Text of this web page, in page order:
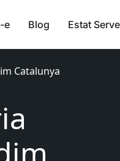
e Blog Estat
Catalunya